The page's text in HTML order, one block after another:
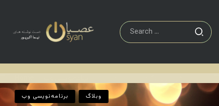
برنامه‌نويسی وب وبلاگ